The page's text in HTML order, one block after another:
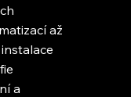
až
a